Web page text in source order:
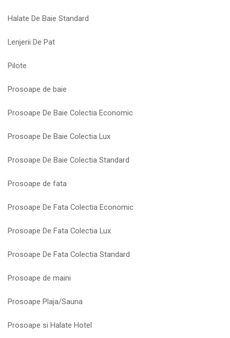
Halate De Baie Standard
Lenjerii De Pat
Pilote
Prosoape de baie
Prosoape De Baie Colectia Economic
Prosoape De Baie Colectia Lux
Prosoape De Baie Colectia Standard
Prosoape de fata
Prosoape De Fata Colectia Economic
Prosoape De Fata Colectia Lux
Prosoape De Fata Colectia Standard
Prosoape de maini
Prosoape Plaja/Sauna
Prosoape si Halate Hotel